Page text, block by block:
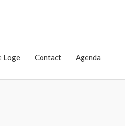
Loge Contact Agenda